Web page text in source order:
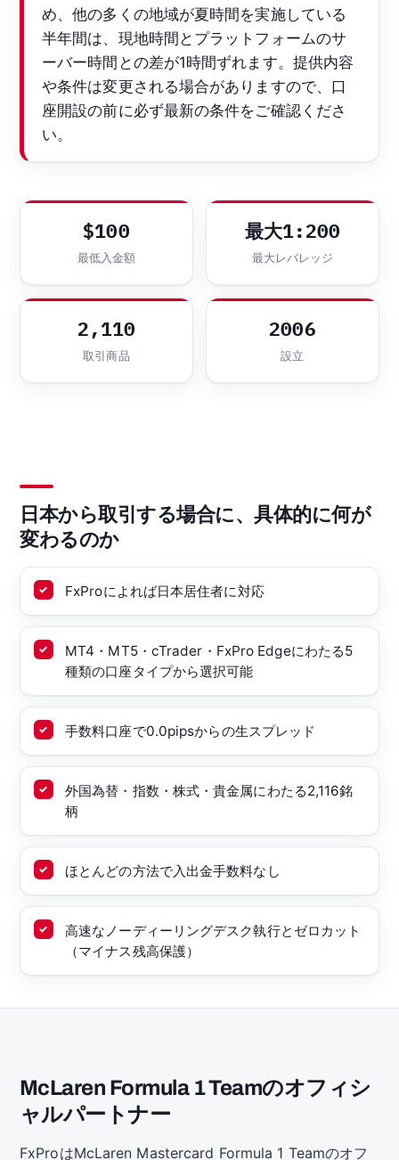
め、他の多くの地域が夏時間を実施している
半年間は、現地時間とプラットフォームのサ
ーバー時間との差が1時間ずれます。提供内容
や条件は変更される場合がありますので、口
座開設の前に必ず最新の条件をご確認くださ
い。
$100
最低入金額
最大1:200
最大レバレッジ
2,110
取引商品
2006
設立
日本から取引する場合に、具体的に何が
変わるのか
FxProによれば日本居住者に対応
MT4・MT5・cTrader・FxPro Edgeにわたる5
種類の口座タイプから選択可能
手数料口座で0.0pipsからの生スプレッド
外国為替・指数・株式・貴金属にわたる2,116銘
柄
ほとんどの方法で入出金手数料なし
高速なノーディーリングデスク執行とゼロカット
（マイナス残高保護）
McLaren Formula 1 Teamのオフィシ
ャルパートナー
FxProはMcLaren Mastercard Formula 1 Teamのオフ